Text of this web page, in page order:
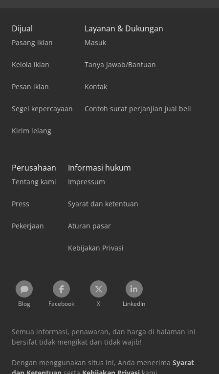
Dijual
Pasang iklan
Kelola iklan
Pesan iklan
Segel kepercayaan
Kirim lelang
Layanan & Dukungan
Masuk
Tanya Jawab/Bantuan
Kontak
Contoh surat perjanjian jual beli
Perusahaan
Tentang kami
Press
Pekerjaan
Informasi hukum
Impressum
Syarat dan ketentuan
Aturan pasar
Kebijakan Privasi
Blog Facebook X LinkedIn
Semua informasi, penawaran, dan harga di halaman ini
bersifat tidak mengikat dan tidak wajib!
Dengan menggunakan situs ini, Anda menerima Syarat